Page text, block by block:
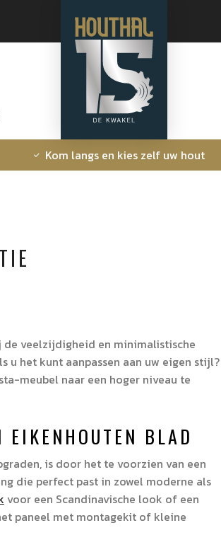
Kom langs en kies zelf uw hout
de veelzijdigheid en minimalistische
u het kunt aanpassen aan uw eigen stijl?
meubel naar een hoger niveau te
BLAD
is door het te voorzien van een
die perfect past in zowel moderne als
voor een Scandinavische look of een
paneel met montagekit of kleine